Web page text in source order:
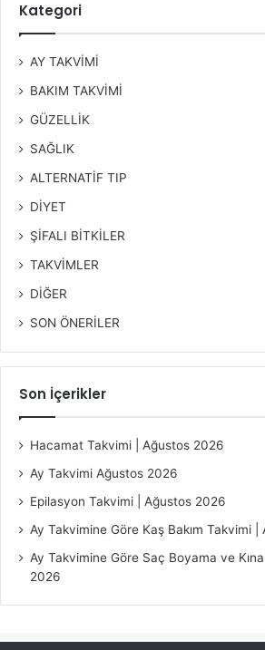
Kategori
AY TAKVİMİ
BAKIM TAKVİMİ
GÜZELLİK
SAĞLIK
ALTERNATİF TIP
DİYET
ŞİFALI BİTKİLER
TAKVİMLER
DİĞER
SON ÖNERİLER
Son İçerikler
Hacamat Takvimi | Ağustos 2026
Ay Takvimi Ağustos 2026
Epilasyon Takvimi | Ağustos 2026
Ay Takvimine Göre Kaş Bakım Takvimi
Ay Takvimine Göre Saç Boyama ve
2026